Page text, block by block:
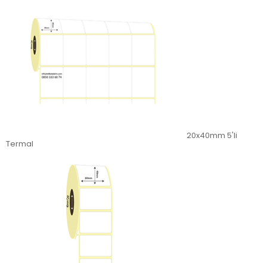
20x40mm 5'li
Termal